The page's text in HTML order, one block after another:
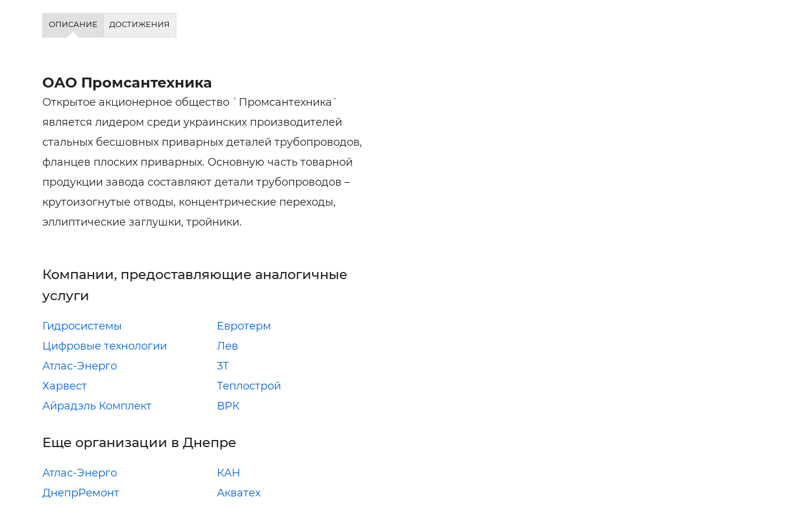
ОПИСАНИЕ ДОСТИЖЕНИЯ
ОАО Промсантехника
Открытое акционерное общество `Промсантехника`
является лидером среди украинских производителей
стальных бесшовных приварных деталей трубопроводов,
фланцев плоских приварных. Основную часть товарной
продукции завода составляют детали трубопроводов –
крутоизогнутые отводы, концентрические переходы,
эллиптические заглушки, тройники.
Компании, предоставляющие аналогичные
услуги
Гидросистемы
Eвротерм
Цифровые технологии
Лев
Атлас-Энерго
3Т
Харвест
Теплострой
Айрадэль Комплект
ВРК
Еще организации в Днепре
Атлас-Энерго
КАН
ДнепрРемонт
Акватех